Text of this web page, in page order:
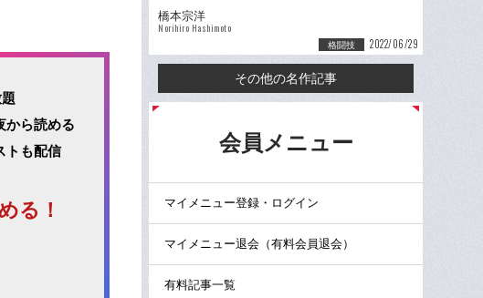
から読める
トも配信
る！
ンタビュー》
橋本宗洋
Norihiro Hashimoto
格闘技 2022/06/29
その他の名作記事
会員メニュー
マイメニュー登録・ログイン
マイメニュー退会（有料会員退会）
有料記事一覧